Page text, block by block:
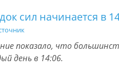
сил начинается в
показало, что
день в 14:06.